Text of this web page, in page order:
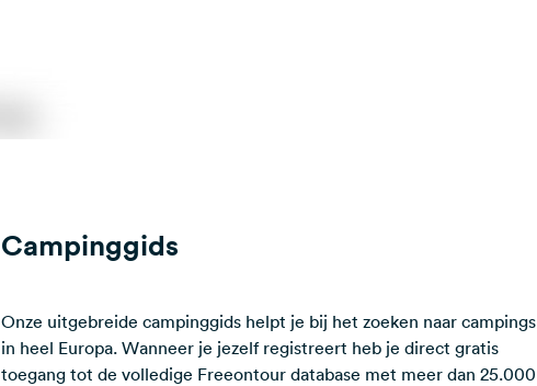
Campinggids
Onze uitgebreide campinggids helpt je bij het zoeken naar campings
in heel Europa. Wanneer je jezelf registreert heb je direct gratis
toegang tot de volledige Freeontour database met meer dan 25.000